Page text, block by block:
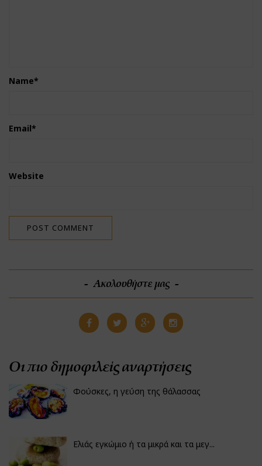
Name*
Email*
Website
Ακολουθήστε μας
Οι πιο δημοφιλείς αναρτήσεις
Φούσκες, η γεύση της θάλασσας
Ελιάς εγκώμιο ή τα μικρά και τα μεγ...